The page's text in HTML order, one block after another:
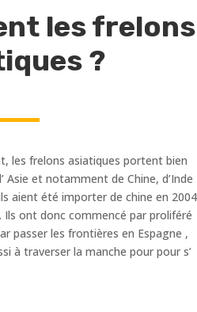
les frelons
?
les frelons asiatiques portent bien
Asie et notamment de Chine, d’Inde
aient été importer de chine en 2004
ont donc commencé par proliféré
passer les frontières en Espagne ,
à traverser la manche pour pour s’